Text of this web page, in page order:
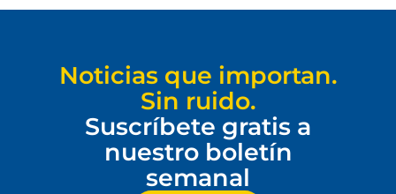
Noticias que importan.
Sin ruido.
Suscríbete gratis a
nuestro boletín
semanal